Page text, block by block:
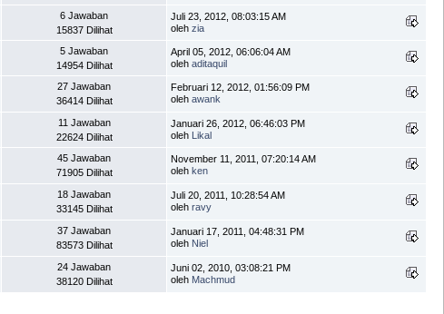
6 Jawaban
15837 Dilihat
Juli 23, 2012, 08:03:15 AM
oleh zia
5 Jawaban
14954 Dilihat
April 05, 2012, 06:06:04 AM
oleh aditaquil
27 Jawaban
36414 Dilihat
Februari 12, 2012, 01:56:09 PM
oleh awank
11 Jawaban
22624 Dilihat
Januari 26, 2012, 06:46:03 PM
oleh Likal
45 Jawaban
71905 Dilihat
November 11, 2011, 07:20:14 AM
oleh ken
18 Jawaban
33145 Dilihat
Juli 20, 2011, 10:28:54 AM
oleh ravy
37 Jawaban
83573 Dilihat
Januari 17, 2011, 04:48:31 PM
oleh Niel
24 Jawaban
38120 Dilihat
Juni 02, 2010, 03:08:21 PM
oleh Machmud